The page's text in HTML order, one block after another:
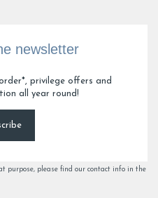
newsletter
privilege offers and
all year round!
purpose, please find our contact info in the